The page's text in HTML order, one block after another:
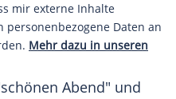
mir externe Inhalte
Daten an
Mehr dazu in unseren
Abend" und